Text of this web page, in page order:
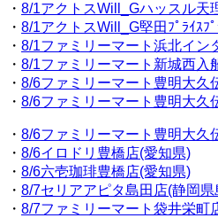
・ 8/1アクトスWill_Gハッスル天
・ 8/1アクトスWill_G堅田ﾌﾟﾗｲｽﾌﾟ
・ 8/1ファミリーマート浜北イン
・ 8/1ファミリーマート新城西入
・ 8/6ファミリーマート豊明大久
・ 8/6ファミリーマート豊明大久
・ 8/6ファミリーマート豊明大久
・ 8/6イロドリ豊橋店(愛知県)
・ 8/6六壱珈琲豊橋店(愛知県)
・ 8/7セリアアピタ島田店(静岡県
・ 8/7ファミリーマート袋井栄町